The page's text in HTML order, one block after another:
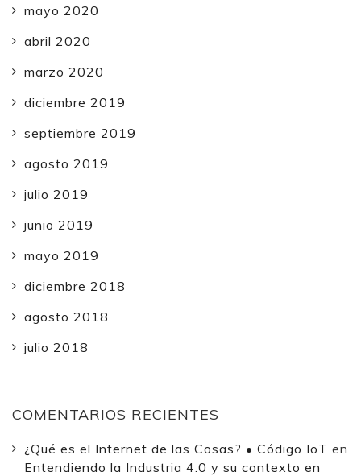
mayo 2020
abril 2020
marzo 2020
diciembre 2019
septiembre 2019
agosto 2019
julio 2019
junio 2019
mayo 2019
diciembre 2018
agosto 2018
julio 2018
COMENTARIOS RECIENTES
¿Qué es el Internet de las Cosas? • Código IoT en
Entendiendo la Industria 4.0 y su contexto en